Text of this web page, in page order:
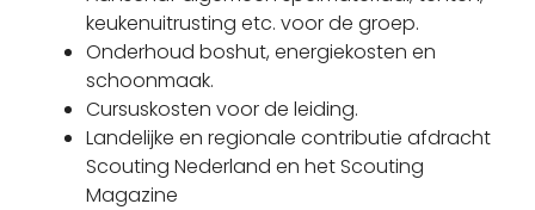
keukenuitrusting etc. voor de groep.
Onderhoud boshut, energiekosten en
schoonmaak.
Cursuskosten voor de leiding.
Landelijke en regionale contributie afdracht
Scouting Nederland en het Scouting
Magazine